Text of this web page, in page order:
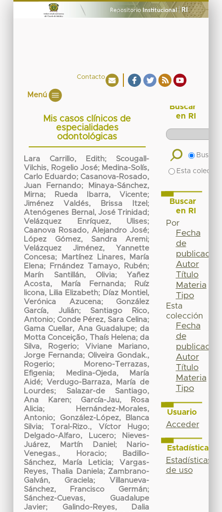
Contacto
Menú
Mis casos clínicos de
especialidades
odontológicas
Lara Carrillo, Edith; Scougall-
Vilchis, Rogelio José; Medina-Solís,
Carlo Eduardo; Casanova-Rosado,
Juan Fernando;
Minaya-Sánchez,
Mirna; Rueda Ibarra, Vicente;
Jiménez Valdés, Brissa Itzel ;
Atenógenes Bernal, José Trinidad ;
Velázquez Enríquez, Ulises;
Caanova Rosado, Alejandro José;
López Gómez, Sandra Aremi;
Velázquez Jiménez, Yannette
Concesa;
Martínez Linares, María
Elena; Frnández Tamayo, Rubén;
Marín Santillán, Olivia; Yañez
Acosta, María Fernanda;
Ruíz
licona, Lilia Elizabeth; Díaz Montiel,
Verónica Azucena; González
García, Julián; Santiago Rico,
Antonio; Conde Pérez, Sara Celina;
Gama Cuellar, Ana Guadalupe; da
Motta Conceição, Thaís Helena; da
Silva, Rogerio; Viviane Mariano,
Jorge Fernanda; Oliveira Gondak.,
Rogerio;
Moreno-Terrazas,
Efigenia;
Medina-Ojeda, María
Aidé; Verdugo-Barraza, María de
Lourdes; Salazar-de Santiago,
Ana Karen; García-Jau, Rosa
Alicia;
Hernández-Morales,
Antonio; González-López, Blanca
Silvia; Toral-Rizo., Víctor Hugo;
Delgado-Alfaro, Lucero;
Nieves-
Juárez, Martín Daniel ;
Nario-
Venegas., Horacio;
Badillo-
Sánchez, María Leticia; Vargas-
Reyes, Thalia Daniela; Zambrano-
Galván, Graciela; Villanueva-
Sánchez, Francisco Germán;
Sánchez-Cuevas, Guadalupe
Javier; Galindo-Reyes, Dalia
Buscar
en RI
Buscar
Esta
Buscar
en RI
Por
Fecha
de
publicación
Autor
Título
Materia
Tipo
Esta
colección
Fecha
de
publicación
Autor
Título
Materia
Tipo
Usuario
Acceder
Estadísticas
Estadísticas
de uso